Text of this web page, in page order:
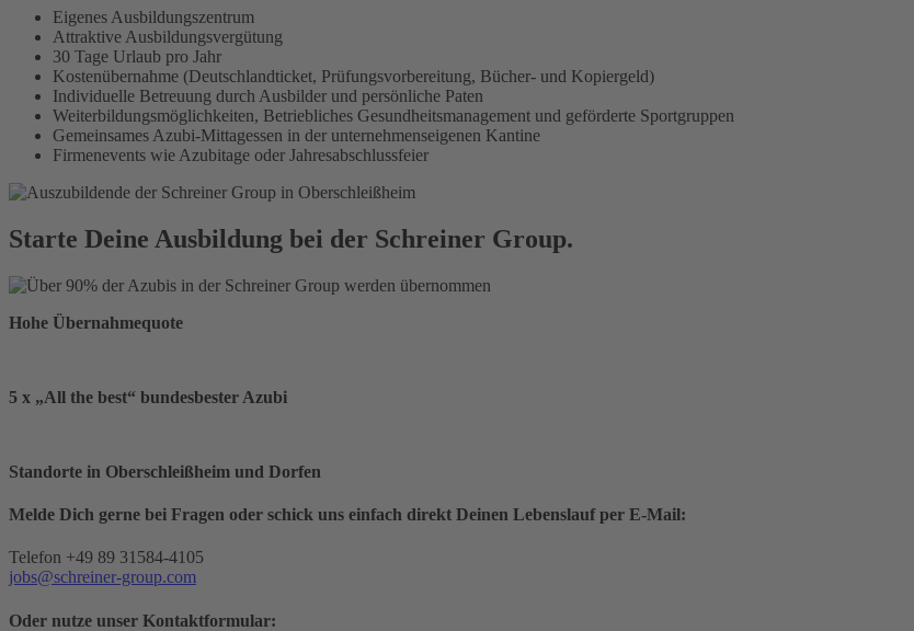
Eigenes Ausbildungszentrum
Attraktive Ausbildungsvergütung
30 Tage Urlaub pro Jahr
Kostenübernahme (Deutschlandticket, Prüfungsvorbereitung, Bücher- und Kopiergeld)
Individuelle Betreuung durch Ausbilder und persönliche Paten
Weiterbildungsmöglichkeiten, Betriebliches Gesundheitsmanagement und geförderte Sportgruppen
Gemeinsames Azubi-Mittagessen in der unternehmenseigenen Kantine
Firmenevents wie Azubitage oder Jahresabschlussfeier
Starte Deine Ausbildung bei der Schreiner Group.
Hohe Übernahmequote
5 x „All the best“ bundesbester Azubi
Standorte in Oberschleißheim und Dorfen
Melde Dich gerne bei Fragen oder schick uns einfach direkt Deinen Lebenslauf per E-Mail:
Telefon +49 89 31584-4105
jobs@schreiner-group.com
Oder nutze unser Kontaktformular: